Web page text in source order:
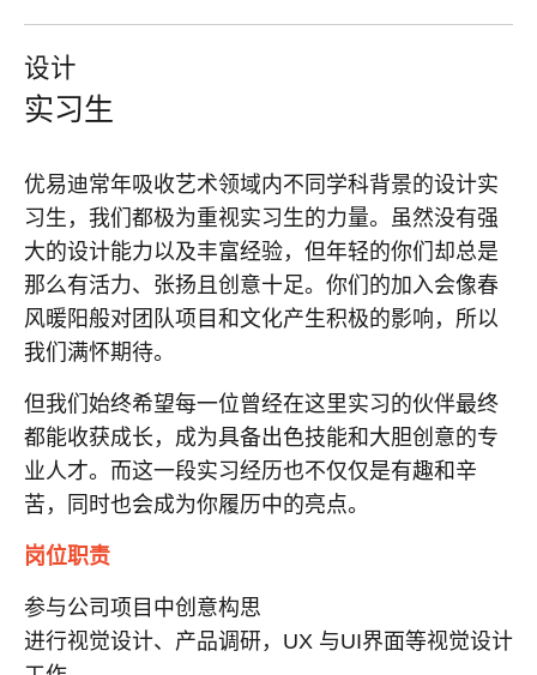
设计
实习生
优易迪常年吸收艺术领域内不同学科背景的设计实
习生，我们都极为重视实习生的力量。虽然没有强
大的设计能力以及丰富经验，但年轻的你们却总是
那么有活力、张扬且创意十足。你们的加入会像春
风暖阳般对团队项目和文化产生积极的影响，所以
我们满怀期待。
但我们始终希望每一位曾经在这里实习的伙伴最终
都能收获成长，成为具备出色技能和大胆创意的专
业人才。而这一段实习经历也不仅仅是有趣和辛
苦，同时也会成为你履历中的亮点。
岗位职责
参与公司项目中创意构思
进行视觉设计、产品调研，UX 与UI界面等视觉设计